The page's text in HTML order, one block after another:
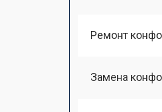
Ремонт
Замена